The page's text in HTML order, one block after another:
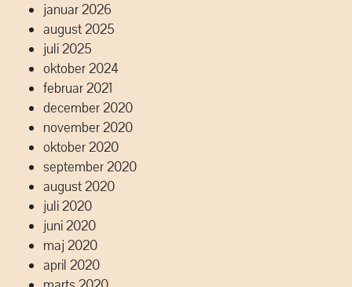
januar 2026
august 2025
juli 2025
oktober 2024
februar 2021
december 2020
november 2020
oktober 2020
september 2020
august 2020
juli 2020
juni 2020
maj 2020
april 2020